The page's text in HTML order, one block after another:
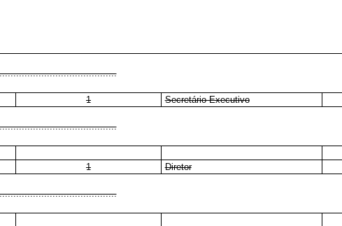
1 Secretário-Executivo
1 Diretor